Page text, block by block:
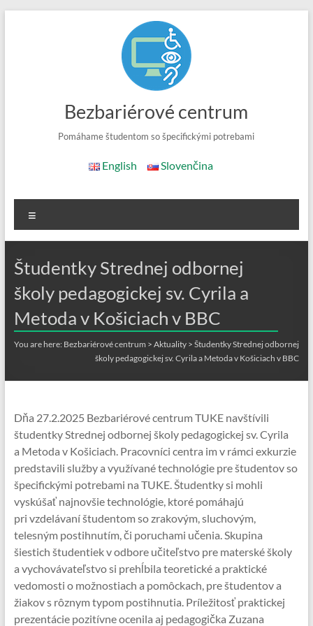
Bezbariérové centrum
Pomáhame študentom so špecifickými potrebami
English Slovenčina
Študentky Strednej odbornej
školy pedagogickej sv. Cyrila a
Metoda v Košiciach v BBC
You are here: Bezbariérové centrum >Aktuality >Študentky Strednej odbornej
školy pedagogickej sv. Cyrila a Metoda v Košiciach v BBC
Dňa 27.2.2025 Bezbariérové centrum TUKE navštívili
študentky Strednej odbornej školy pedagogickej sv. Cyrila
a Metoda v Košiciach. Pracovníci centra im v rámci exkurzie
predstavili služby a využívané technológie pre študentov so
špecifickými potrebami na TUKE. Študentky si mohli
vyskúšať najnovšie technológie, ktoré pomáhajú
pri vzdelávaní študentom so zrakovým, sluchovým,
telesným postihnutím, či poruchami učenia. Skupina
šiestich študentiek v odbore učiteľstvo pre materské školy
a vychovávateľstvo si prehĺbila teoretické a praktické
vedomosti o možnostiach a pomôckach, pre študentov a
žiakov s rôznym typom postihnutia. Príležitosť praktickej
prezentácie pozitívne ocenila aj pedagogička Zuzana